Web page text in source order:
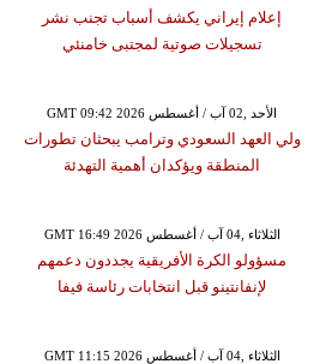
إعلام إيراني يكشف أسباب تجنب نشر
تسجيلات صوتية لمجتبى خامنئي
GMT 09:42 2026 الأحد ,02 آب / أغسطس
ولي العهد السعودي وترامب يبحثان تطورات
المنطقة ويؤكدان أهمية التهدئة
GMT 16:49 2026 الثلاثاء ,04 آب / أغسطس
مسؤولو الكرة الأفريقية يجددون دعمهم
لإنفانتينو قبل انتخابات رئاسة فيفا
GMT 11:15 2026 الثلاثاء ,04 آب / أغسطس